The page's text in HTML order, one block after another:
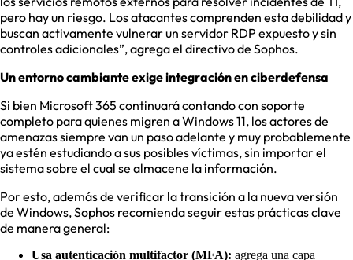
pero hay un riesgo. Los atacantes comprenden esta debilidad y
buscan activamente vulnerar un servidor RDP expuesto y sin
controles adicionales”, agrega el directivo de Sophos.
Un entorno cambiante exige integración en ciberdefensa
Si bien Microsoft 365 continuará contando con soporte
completo para quienes migren a Windows 11, los actores de
amenazas siempre van un paso adelante y muy probablemente
ya estén estudiando a sus posibles víctimas, sin importar el
sistema sobre el cual se almacene la información.
Por esto, además de verificar la transición a la nueva versión
de Windows, Sophos recomienda seguir estas prácticas clave
de manera general:
Usa autenticación multifactor (MFA): agrega una capa